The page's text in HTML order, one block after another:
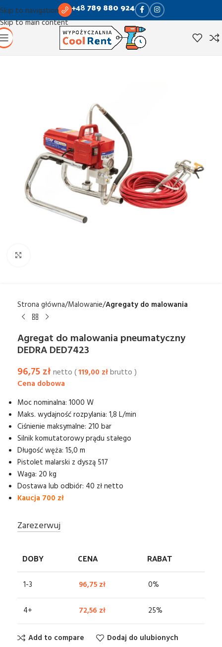
Skip to navigation
Skip to main content
+48789 880 924
Strona główna Malowanie Agregaty do malowania
Agregat do malowania pneumatyczny
DEDRA DED7423
96,75zł netto (119,00 złbrutto )
Moc nominalna: 1000 W
Maks. wydajność rozpylania: 1,8 L/min
Ciśnienie maksymalne: 210 bar
Silnik komutatorowy prądu stałego
Długość węża: 15,0 m
Pistolet malarski z dyszą 517
Waga: 20 kg
Dostawa lub odbiór: 40 zł netto
Kaucja 700 zł
Zarezerwuj
DOBY CENA RABAT
1-3 96,75 zł 0%
4+ 72,56 zł 25%
Add to compare Dodaj do ulubionych